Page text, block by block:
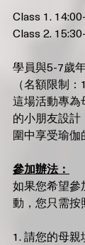
Class 1.
Class 2.
學員與5-7歲
（名額限制：
這場活動專為
的小朋友設計
圍中享受瑜伽
參加辦法：
如果您希望參
動，您只需按
1. 請您的母親